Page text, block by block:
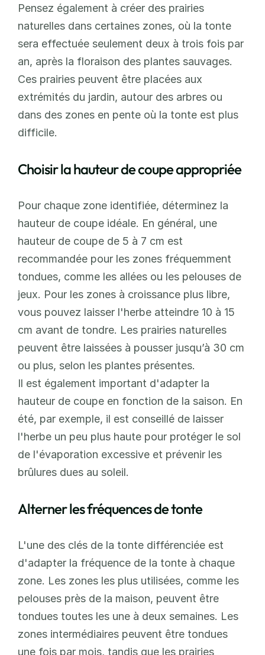
Pensez également à créer des prairies
naturelles dans certaines zones, où la tonte
sera effectuée seulement deux à trois fois par
an, après la floraison des plantes sauvages.
Ces prairies peuvent être placées aux
extrémités du jardin, autour des arbres ou
dans des zones en pente où la tonte est plus
difficile.
Choisir la hauteur de coupe appropriée
Pour chaque zone identifiée, déterminez la
hauteur de coupe idéale. En général, une
hauteur de coupe de 5 à 7 cm est
recommandée pour les zones fréquemment
tondues, comme les allées ou les pelouses de
jeux. Pour les zones à croissance plus libre,
vous pouvez laisser l'herbe atteindre 10 à 15
cm avant de tondre. Les prairies naturelles
peuvent être laissées à pousser jusqu’à 30 cm
ou plus, selon les plantes présentes.
Il est également important d'adapter la
hauteur de coupe en fonction de la saison. En
été, par exemple, il est conseillé de laisser
l'herbe un peu plus haute pour protéger le sol
de l'évaporation excessive et prévenir les
brûlures dues au soleil.
Alterner les fréquences de tonte
L'une des clés de la tonte différenciée est
d'adapter la fréquence de la tonte à chaque
zone. Les zones les plus utilisées, comme les
pelouses près de la maison, peuvent être
tondues toutes les une à deux semaines. Les
zones intermédiaires peuvent être tondues
une fois par mois, tandis que les prairies